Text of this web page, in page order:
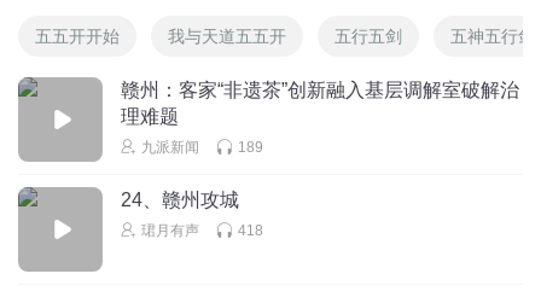
五五开开始 我与天道五五开 五行五剑 五神五行剑
赣州：客家“非遗茶”创新融入基层调解室破解治
理难题
九派新闻 189
24、赣州攻城
珺月有声 418